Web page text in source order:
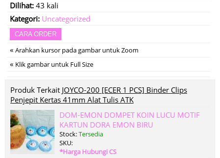
Dilihat: 43 kali
Kategori: Uncategorized
CARA ORDER
« Arahkan kursor pada gambar untuk Zoom
« Klik gambar untuk Full Size
Produk Terkait JOYCO-200 [ECER 1 PCS] Binder Clips
Penjepit Kertas 41mm Alat Tulis ATK
DOM-EMON DOMPET KOIN LUCU MOTIF
KARTUN DORA EMON BIRU
Stock:Tersedia
SKU:
*Harga Hubungi CS